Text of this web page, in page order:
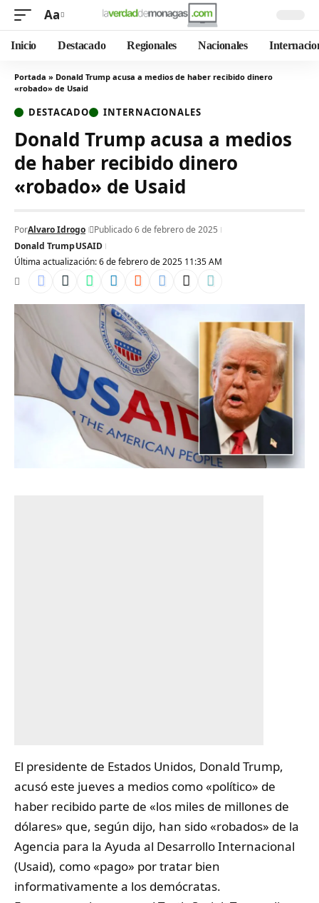
Aa
Inicio Destacado Regionales Nacionales
Portada » Donald Trump acusa a medios de haber recibido dinero
«robado» de Usaid
DESTACADO INTERNACIONALES
Donald Trump acusa a medios
de haber recibido dinero
«robado» de Usaid
Última actualización: 6 de febrero de 2025 11:35 AM
PorAlvaro Idrogo
Publicado 6 de febrero de 2025
Donald TrumpUSAID
El presidente de Estados Unidos, Donald Trump,
acusó este jueves a medios como «político» de
haber recibido parte de «los miles de millones de
dólares» que, según dijo, han sido «robados» de la
Agencia para la Ayuda al Desarrollo Internacional
(Usaid), como «pago» por tratar bien
informativamente a los demócratas.